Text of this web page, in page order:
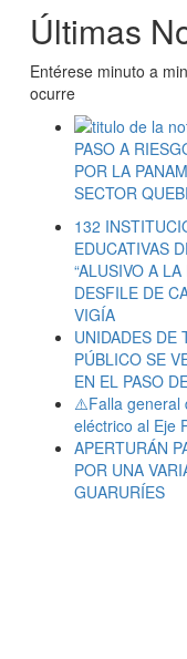
Últimas
Entérese minuto a
ocurre
PASO A
POR LA
SECTOR
132
EDUCATIVAS
“ALUSIVO A LA
DESFILE DE
VIGÍA
UNIDADES DE
PÚBLICO SE
EN EL PASO
⚠️Falla general
eléctrico al Eje
APERTURÁN
POR UNA
GUARURÍES